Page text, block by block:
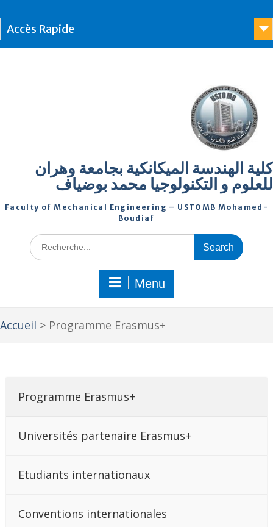
Accès Rapide
كلية الهندسة الميكانكية بجامعة وهران
للعلوم و التكنولوجيا محمد بوضياف
Faculty of Mechanical Engineering – USTOMB Mohamed-
Boudiaf
Menu
Accueil > Programme Erasmus+
Programme Erasmus+
Universités partenaire Erasmus+
Etudiants internationaux
Conventions internationales